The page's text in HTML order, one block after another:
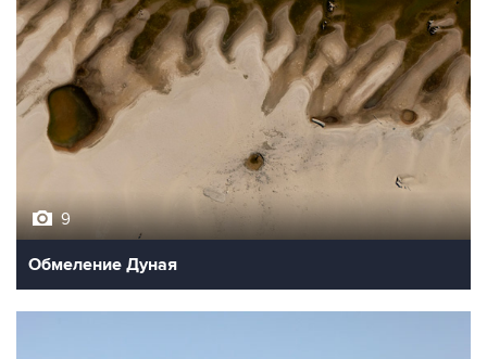
9
Обмеление Дуная